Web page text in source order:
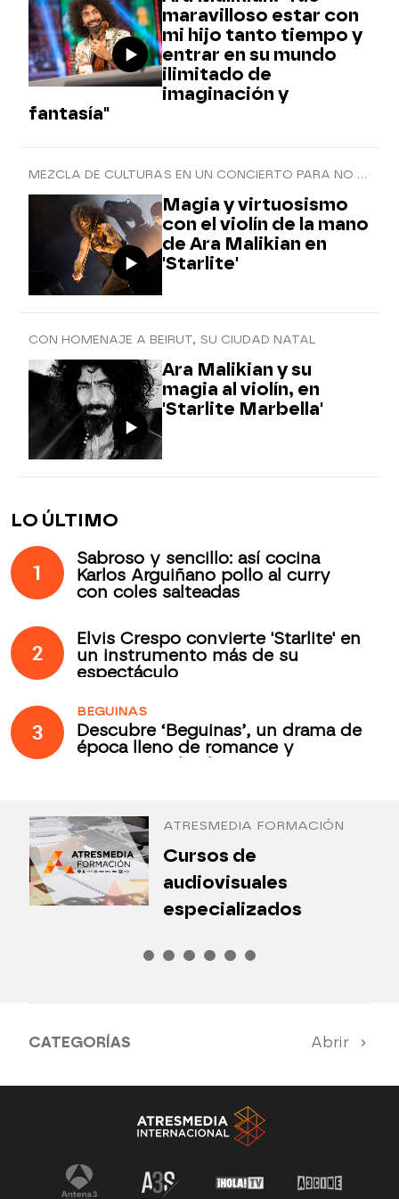
maravilloso estar con
mi hijo tanto tiempo y
entrar en su mundo
ilimitado de
imaginación y
fantasía"
MEZCLA DE CULTURAS EN UN CONCIERTO PARA NO OLVIDAR
Magia y virtuosismo
con el violín de la mano
de Ara Malikian en
'Starlite'
CON HOMENAJE A BEIRUT, SU CIUDAD NATAL
Ara Malikian y su
magia al violín, en
'Starlite Marbella'
LO ÚLTIMO
1
Sabroso y sencillo: así cocina
Karlos Arguiñano pollo al curry
con coles salteadas
2
Elvis Crespo convierte 'Starlite' en
un instrumento más de su
espectáculo
3
BEGUINAS
Descubre ‘Beguinas’, un drama de
época lleno de romance y
ATRESMEDIA FORMACIÓN
Cursos de
audiovisuales
especializados
CATEGORÍAS Abrir
Antena 3 Noticias El Hormiguero
Tu cara me suena Pasapalabra